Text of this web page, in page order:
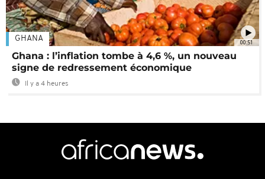
00:51
GHANA
Ghana : l’inflation tombe à 4,6 %, un nouveau
signe de redressement économique
Il y a 4 heures